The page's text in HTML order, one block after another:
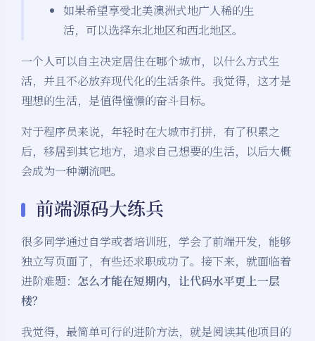
如果希望享受北美澳洲式地广人稀的生
活，可以选择东北地区和西北地区。
一个人可以自主决定居住在哪个城市，以什么方式生
活，并且不必放弃现代化的生活条件。我觉得，这才是
理想的生活，是值得憧憬的奋斗目标。
对于程序员来说，年轻时在大城市打拼，有了积累之
后，移居到其它地方，追求自己想要的生活，以后大概
会成为一种潮流吧。
前端源码大练兵
很多同学通过自学或者培训班，学会了前端开发，能够
独立写页面了，有些还求职成功了。接下来，就面临着
进阶难题： 怎么才能在短期内，让代码水平更上一层
楼？
我觉得，最简单可行的进阶方法，就是阅读其他项目的